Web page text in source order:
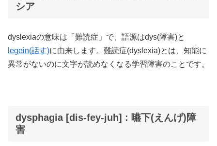
シア
dyslexiaの意味は「難読症」で、語源はdys(障害)と
legein(話す)に由来します。難読症(dyslexia)とは、知能に
異常がないのに文字が読めなくなる学習障害のことです。
dysphagia [dis-fey-juh] : 嚥下(えんげ)障
害